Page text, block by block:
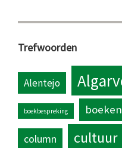
Trefwoorden
Alentejo
boekbespreking boeken
column cultuur